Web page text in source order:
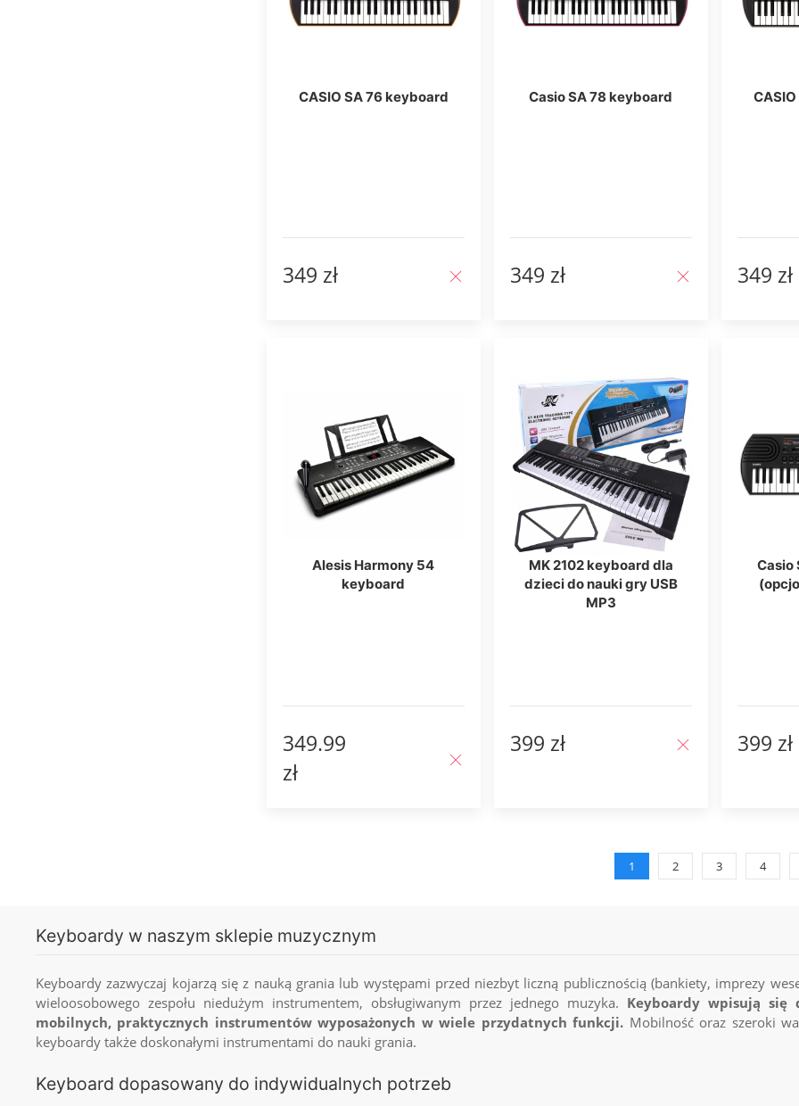
CASIO SA 76 keyboard
349 zł
Casio SA 78 keyboard
349 zł 349 zł
Alesis Harmony 54
keyboard
349.99
zł
MK 2102 keyboard dla
dzieci do nauki gry USB
MP3
399 zł
Casio
399 zł
1 2 3 4
Keyboardy w naszym sklepie muzycznym
Keyboardy zazwyczaj kojarzą się z nauką grania lub występami przed niezbyt liczną publicznością (bankiety, imprezy
wieloosobowego zespołu niedużym instrumentem, obsługiwanym przez jednego muzyka. Keyboardy wpisują się
mobilnych, praktycznych instrumentów wyposażonych w wiele przydatnych funkcji. Mobilność oraz szeroki
keyboardy także doskonałymi instrumentami do nauki grania.
Keyboard dopasowany do indywidualnych potrzeb